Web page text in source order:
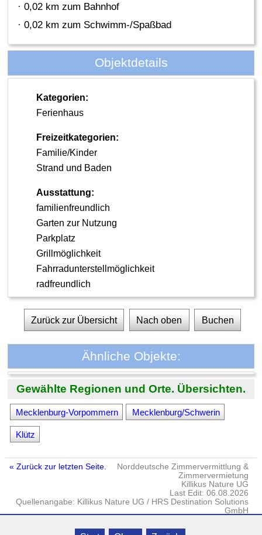
· 0,02 km zum Bahnhof
· 0,02 km zum Schwimm-/Spaßbad
Objektdetails
Kategorien:
Ferienhaus
Freizeitkategorien:
Familie/Kinder
Strand und Baden
Ausstattung:
familienfreundlich
Garten zur Nutzung
Parkplatz
Grillmöglichkeit
Fahrradunterstellmöglichkeit
radfreundlich
Zurück zur Übersicht Nach oben Buchen
Ähnliche Objekte:
Gewählte Regionen und Orte. Übersichten.
Mecklenburg-Vorpommern Mecklenburg/Schwerin
Klütz
« Zurück zur letzten Seite.
Norddeutsche Zimmervermittlung &
Zimmervermietung
Killikus Nature UG
Last Edit: 06.08.2026
Quellenangabe: Killikus Nature UG / HRS Destination Solutions
GmbH
DATENSCHUTZ· © Killikus® Nature UG · Gielow · Fritz-